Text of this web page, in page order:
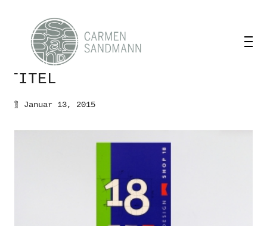
TITEL
Januar 13, 2015